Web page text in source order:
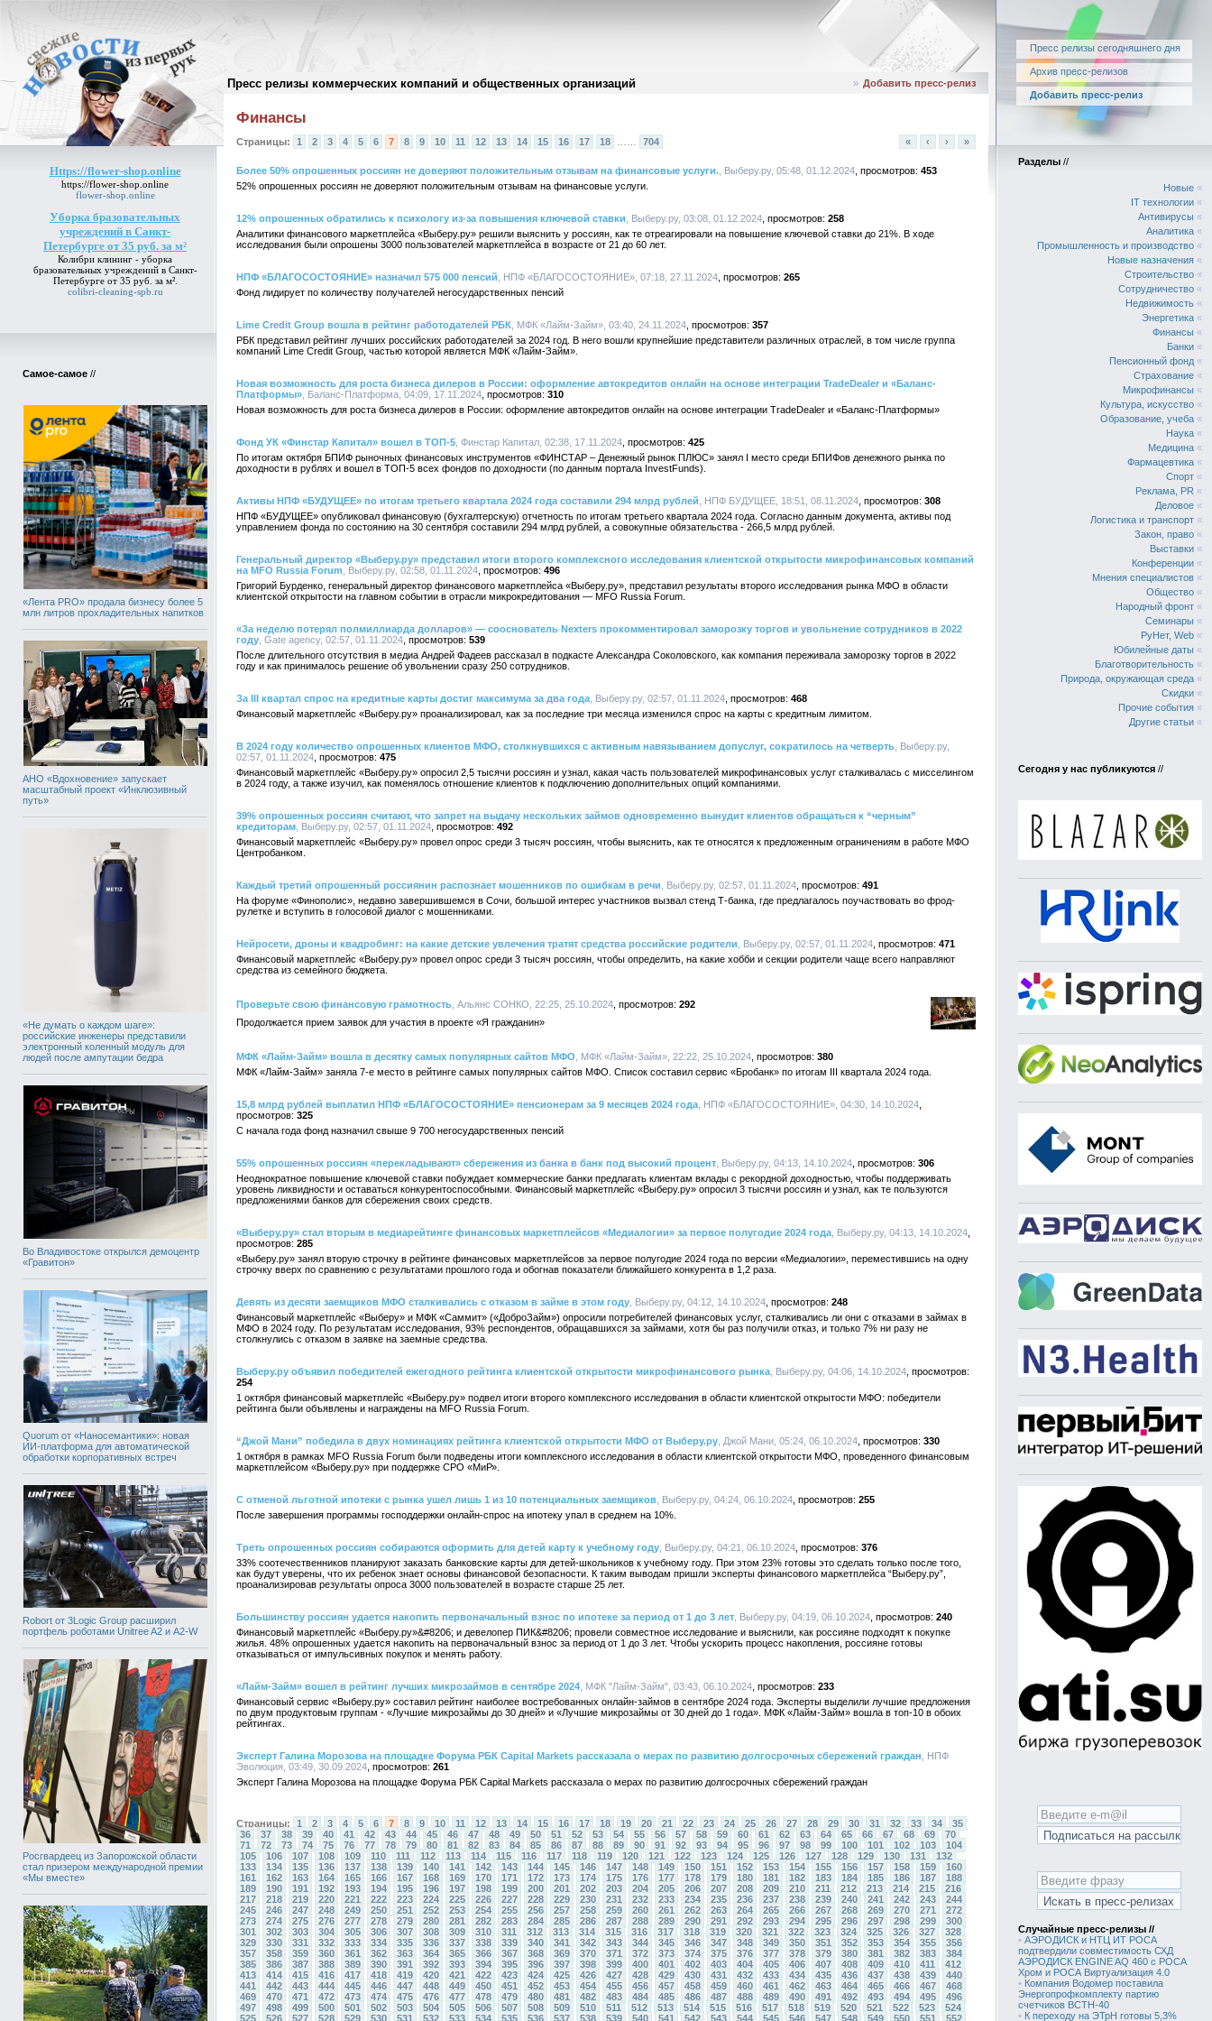
Пресс релизы коммерческих компаний и общественных организаций
Пресс релизы сегодняшнего дня
Архив пресс-релизов
Добавить пресс-релиз
Https://flower-shop.online
https://flower-shop.online
flower-shop.online
Уборка бразовательных
учреждений в Санкт-
Петербурге от 35 руб. за м²
Колибри клининг - уборка
бразовательных учреждений в Санкт-
Петербурге от 35 руб. за м².
colibri-cleaning-spb.ru
Самое-самое //
«Лента PRO» продала бизнесу более 5
млн литров прохладительных напитков
АНО «Вдохновение» запускает
масштабный проект «Инклюзивный
путь»
«Не думать о каждом шаге»:
российские инженеры представили
электронный коленный модуль для
людей после ампутации бедра
Во Владивостоке открылся демоцентр
«Гравитон»
Quorum от «Наносемантики»: новая
ИИ-платформа для автоматической
обработки корпоративных встреч
Robort от 3Logic Group расширил
портфель роботами Unitree A2 и A2-W
Росгвардеец из Запорожской области
стал призером международной премии
«Мы вместе»
Архив пресс-релизов// » Добавить пресс-релиз
Финансы
Страницы: 1 2 3 4 5 6 7 8 9 10 11 12 13 14 15 16 17 18 704 « ‹ › »
Более 50% опрошенных россиян не доверяют положительным отзывам на финансовые услуги. , Выберу.ру, 05:48, 01.12.2024
453
52% опрошенных россиян не доверяют положительным отзывам на финансовые услуги.
12% опрошенных обратились к психологу из-за повышения ключевой ставки , Выберу.ру, 03:08, 01.12.2024
258
Аналитики финансового маркетплейса «Выберу.ру» решили выяснить у россиян, как те отреагировали на повышение ключевой ставки до 21%. В ходе
исследования были опрошены 3000 пользователей маркетплейса в возрасте от 21 до 60 лет.
НПФ «БЛАГОСОСТОЯНИЕ» назначил 575 000 пенсий , НПФ «БЛАГОСОСТОЯНИЕ», 07:18, 27.11.2024
265
Фонд лидирует по количеству получателей негосударственных пенсий
Lime Credit Group вошла в рейтинг работодателей РБК , МФК «Лайм-Займ», 03:40, 24.11.2024
357
РБК представил рейтинг лучших российских работодателей за 2024 год. В него вошли крупнейшие представители различных отраслей, в том числе группа
компаний Lime Credit Group, частью которой является МФК «Лайм-Займ».
Новая возможность для роста бизнеса дилеров в России: оформление автокредитов онлайн на основе интеграции TradeDealer и «Баланс-
Платформы» , Баланс-Платформа, 04:09, 17.11.2024
310
Новая возможность для роста бизнеса дилеров в России: оформление автокредитов онлайн на основе интеграции TradeDealer и «Баланс-Платформы»
Фонд УК «Финстар Капитал» вошел в ТОП-5 , Финстар Капитал, 02:38, 17.11.2024
425
По итогам октября БПИФ рыночных финансовых инструментов «ФИНСТАР – Денежный рынок ПЛЮС» занял I место среди БПИФов денежного рынка по
доходности в рублях и вошел в ТОП-5 всех фондов по доходности (по данным портала InvestFunds).
Активы НПФ «БУДУЩЕЕ» по итогам третьего квартала 2024 года составили 294 млрд рублей , НПФ БУДУЩЕЕ, 18:51, 08.11.2024
308
НПФ «БУДУЩЕЕ» опубликовал финансовую (бухгалтерскую) отчетность по итогам третьего квартала 2024 года. Согласно данным документа, активы под
управлением фонда по состоянию на 30 сентября составили 294 млрд рублей, а совокупные обязательства - 266,5 млрд рублей.
Генеральный директор «Выберу.ру» представил итоги второго комплексного исследования клиентской открытости микрофинансовых компаний
на MFO Russia Forum , Выберу.ру, 02:58, 01.11.2024
496
Григорий Бурденко, генеральный директор финансового маркетплейса «Выберу.ру», представил результаты второго исследования рынка МФО в области
клиентской открытости на главном событии в отрасли микрокредитования — MFO Russia Forum.
«За неделю потерял полмиллиарда долларов» — сооснователь Nexters прокомментировал заморозку торгов и увольнение сотрудников в 2022
году , Gate agency, 02:57, 01.11.2024
539
После длительного отсутствия в медиа Андрей Фадеев рассказал в подкасте Александра Соколовского, как компания переживала заморозку торгов в 2022
году и как принималось решение об увольнении сразу 250 сотрудников.
За III квартал спрос на кредитные карты достиг максимума за два года , Выберу.ру, 02:57, 01.11.2024
468
Финансовый маркетплейс «Выберу.ру» проанализировал, как за последние три месяца изменился спрос на карты с кредитным лимитом.
В 2024 году количество опрошенных клиентов МФО, столкнувшихся с активным навязыванием допуслуг, сократилось на четверть , Выберу.ру,
02:57, 01.11.2024
475
Финансовый маркетплейс «Выберу.ру» опросил 2,5 тысячи россиян и узнал, какая часть пользователей микрофинансовых услуг сталкивалась с мисселингом
в 2024 году, а также изучил, как поменялось отношение клиентов к подключению дополнительных опций компаниями.
39% опрошенных россиян считают, что запрет на выдачу нескольких займов одновременно вынудит клиентов обращаться к “черным”
кредиторам , Выберу.ру, 02:57, 01.11.2024
492
Финансовый маркетплейс «Выберу.ру» провел опрос среди 3 тысяч россиян, чтобы выяснить, как те относятся к предложенным ограничениям в работе МФО
Центробанком.
Каждый третий опрошенный россиянин распознает мошенников по ошибкам в речи , Выберу.ру, 02:57, 01.11.2024
491
На форуме «Финополис», недавно завершившемся в Сочи, большой интерес участников вызвал стенд Т-банка, где предлагалось поучаствовать во фрод-
рулетке и вступить в голосовой диалог с мошенниками.
Нейросети, дроны и квадробинг: на какие детские увлечения тратят средства российские родители , Выберу.ру, 02:57, 01.11.2024
471
Финансовый маркетплейс «Выберу.ру» провел опрос среди 3 тысяч россиян, чтобы определить, на какие хобби и секции родители чаще всего направляют
средства из семейного бюджета.
Проверьте свою финансовую грамотность , Альянс СОНКО, 22:25, 25.10.2024
292
Продолжается прием заявок для участия в проекте «Я гражданин»
МФК «Лайм-Займ» вошла в десятку самых популярных сайтов МФО , МФК «Лайм-Займ», 22:22, 25.10.2024
380
МФК «Лайм-Займ» заняла 7-е место в рейтинге самых популярных сайтов МФО. Список составил сервис «Бробанк» по итогам III квартала 2024 года.
15,8 млрд рублей выплатил НПФ «БЛАГОСОСТОЯНИЕ» пенсионерам за 9 месяцев 2024 года , НПФ «БЛАГОСОСТОЯНИЕ», 04:30, 14.10.2024
325
С начала года фонд назначил свыше 9 700 негосударственных пенсий
55% опрошенных россиян «перекладывают» сбережения из банка в банк под высокий процент , Выберу.ру, 04:13, 14.10.2024
306
Неоднократное повышение ключевой ставки побуждает коммерческие банки предлагать клиентам вклады с рекордной доходностью, чтобы поддерживать
уровень ликвидности и оставаться конкурентоспособными. Финансовый маркетплейс «Выберу.ру» опросил 3 тысячи россиян и узнал, как те пользуются
предложениями банков для сбережения своих средств.
«Выберу.ру» стал вторым в медиарейтинге финансовых маркетплейсов «Медиалогии» за первое полугодие 2024 года , Выберу.ру, 04:13, 14.10.2024
285
«Выберу.ру» занял вторую строчку в рейтинге финансовых маркетплейсов за первое полугодие 2024 года по версии «Медиалогии», переместившись на одну
строчку вверх по сравнению с результатами прошлого года и обогнав показатели ближайшего конкурента в 1,2 раза.
Девять из десяти заемщиков МФО сталкивались с отказом в займе в этом году , Выберу.ру, 04:12, 14.10.2024
248
Финансовый маркетплейс «Выберу» и МФК «Саммит» («ДоброЗайм») опросили потребителей финансовых услуг, сталкивались ли они с отказами в займах в
МФО в 2024 году. По результатам исследования, 93% респондентов, обращавшихся за займами, хотя бы раз получили отказ, и только 7% ни разу не
столкнулись с отказом в заявке на заемные средства.
Выберу.ру объявил победителей ежегодного рейтинга клиентской открытости микрофинансового рынка , Выберу.ру, 04:06, 14.10.2024
254
1 октября финансовый маркетплейс «Выберу.ру» подвел итоги второго комплексного исследования в области клиентской открытости МФО: победители
рейтинга были объявлены и награждены на MFO Russia Forum.
“Джой Мани” победила в двух номинациях рейтинга клиентской открытости МФО от Выберу.ру , Джой Мани, 05:24, 06.10.2024
330
1 октября в рамках MFO Russia Forum были подведены итоги комплексного исследования в области клиентской открытости МФО, проведенного финансовым
маркетплейсом «Выберу.ру» при поддержке СРО «МиР».
С отменой льготной ипотеки с рынка ушел лишь 1 из 10 потенциальных заемщиков , Выберу.ру, 04:24, 06.10.2024
255
После завершения программы господдержки онлайн-спрос на ипотеку упал в среднем на 10%.
Треть опрошенных россиян собираются оформить для детей карту к учебному году , Выберу.ру, 04:21, 06.10.2024
376
33% соотечественников планируют заказать банковские карты для детей-школьников к учебному году. При этом 23% готовы это сделать только после того,
как будут уверены, что их ребенок знает основы финансовой безопасности. К таким выводам пришли эксперты финансового маркетплейса “Выберу.ру”,
проанализировав результаты опроса 3000 пользователей в возрасте старше 25 лет.
Большинству россиян удается накопить первоначальный взнос по ипотеке за период от 1 до 3 лет , Выберу.ру, 04:19, 06.10.2024
240
Финансовый маркетплейс «Выберу.ру»&#8206; и девелопер ПИК&#8206; провели совместное исследование и выяснили, как россияне подходят к покупке
жилья. 48% опрошенных удается накопить на первоначальный взнос за период от 1 до 3 лет. Чтобы ускорить процесс накопления, россияне готовы
отказываться от импульсивных покупок и менять работу.
«Лайм-Займ» вошел в рейтинг лучших микрозаймов в сентябре 2024 , МФК "Лайм-Займ", 03:43, 06.10.2024
233
Финансовый сервис «Выберу.ру» составил рейтинг наиболее востребованных онлайн-займов в сентябре 2024 года. Эксперты выделили лучшие предложения
по двум продуктовым группам - «Лучшие микрозаймы до 30 дней» и «Лучшие микрозаймы от 30 дней до 1 года». МФК «Лайм-Займ» вошла в топ-10 в обоих
рейтингах.
Эксперт Галина Морозова на площадке Форума РБК Capital Markets рассказала о мерах по развитию долгосрочных сбережений граждан , НПФ
Эволюция, 03:49, 30.09.2024
261
Эксперт Галина Морозова на площадке Форума РБК Capital Markets рассказала о мерах по развитию долгосрочных сбережений граждан
Страницы: 1 2 3 4 5 6 7 8 9 10 11 12 13 14 15 16 17 18 19 20 21 22 23 24 25 26 27 28 29 30 31 32 33 34
35
36
37 38 39 40 41 42 43 44 45 46 47 48 49 50 51 52 53 54 55 56 57 58 59 60 61 62 63 64 65 66 67 68 69
70
71
72 73 74 75 76 77 78 79 80 81 82 83 84 85 86 87 88 89 90 91 92 93 94 95 96 97 98 99 100 101 102 103
104
105
106 107 108 109 110 111 112 113 114 115 116 117 118 119 120 121 122 123 124 125 126 127 128 129 130 131
132
133
134 135 136 137 138 139 140 141 142 143 144 145 146 147 148 149 150 151 152 153 154 155 156 157 158 159
160
161
162 163 164 165 166 167 168 169 170 171 172 173 174 175 176 177 178 179 180 181 182 183 184 185 186 187
188
189
190 191 192 193 194 195 196 197 198 199 200 201 202 203 204 205 206 207 208 209 210 211 212 213 214 215
216
217
218 219 220 221 222 223 224 225 226 227 228 229 230 231 232 233 234 235 236 237 238 239 240 241 242 243
244
245
246 247 248 249 250 251 252 253 254 255 256 257 258 259 260 261 262 263 264 265 266 267 268 269 270 271
272
273
274 275 276 277 278 279 280 281 282 283 284 285 286 287 288 289 290 291 292 293 294 295 296 297 298 299
300
301
302 303 304 305 306 307 308 309 310 311 312 313 314 315 316 317 318 319 320 321 322 323 324 325 326 327
328
329
330 331 332 333 334 335 336 337 338 339 340 341 342 343 344 345 346 347 348 349 350 351 352 353 354 355
356
357
358 359 360 361 362 363 364 365 366 367 368 369 370 371 372 373 374 375 376 377 378 379 380 381 382 383
384
385
386 387 388 389 390 391 392 393 394 395 396 397 398 399 400 401 402 403 404 405 406 407 408 409 410 411
412
413
414 415 416 417 418 419 420 421 422 423 424 425 426 427 428 429 430 431 432 433 434 435 436 437 438 439
440
441
442 443 444 445 446 447 448 449 450 451 452 453 454 455 456 457 458 459 460 461 462 463 464 465 466 467
468
469
470 471 472 473 474 475 476 477 478 479 480 481 482 483 484 485 486 487 488 489 490 491 492 493 494 495
496
497
498 499 500 501 502 503 504 505 506 507 508 509 510 511 512 513 514 515 516 517 518 519 520 521 522 523
524
525
526 527 528 529 530 531 532 533 534 535 536 537 538 539 540 541 542 543 544 545 546 547 548 549 550 551 552
Разделы //
Новые «
IT технологии «
Антивирусы «
Аналитика «
Промышленность и производство «
Новые назначения «
Строительство «
Сотрудничество «
Недвижимость «
Энергетика «
Финансы «
Банки «
Пенсионный фонд «
Страхование «
Микрофинансы «
Культура, искусство «
Образование, учеба «
Наука «
Медицина «
Фармацевтика «
Спорт «
Реклама, PR «
Деловое «
Логистика и транспорт «
Закон, право «
Выставки «
Конференции «
Мнения специалистов «
Общество «
Народный фронт «
Семинары «
РуНет, Web «
Юбилейные даты «
Благотворительность «
Природа, окружающая среда «
Скидки «
Прочие события «
Другие статьи «
Сегодня у нас публикуются //
Случайные пресс-релизы //
• АЭРОДИСК и НТЦ ИТ РОСА
подтвердили совместимость СХД
АЭРОДИСК ENGINE AQ 460 с РОСА
Хром и РОСА Виртуализация 4.0
• Компания Водомер поставила
Энергопрофкомплекту партию
счетчиков ВСТН-40
• К переходу на ЭТрН готовы 5,3%